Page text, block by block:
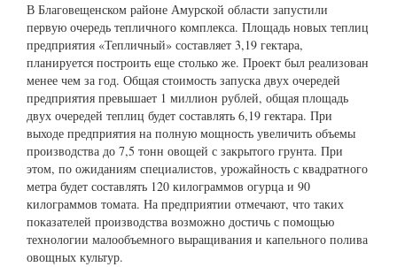
В Благовещенском районе Амурской области запустили
первую очередь тепличного комплекса. Площадь новых теплиц
предприятия «Тепличный» составляет 3,19 гектара,
планируется построить еще столько же. Проект был реализован
менее чем за год. Общая стоимость запуска двух очередей
предприятия превышает 1 миллион рублей, общая площадь
двух очередей теплиц будет составлять 6,19 гектара. При
выходе предприятия на полную мощность увеличить объемы
производства до 7,5 тонн овощей с закрытого грунта. При
этом, по ожиданиям специалистов, урожайность с квадратного
метра будет составлять 120 килограммов огурца и 90
килограммов томата. На предприятии отмечают, что таких
показателей производства возможно достичь с помощью
технологии малообъемного выращивания и капельного полива
овощных культур.